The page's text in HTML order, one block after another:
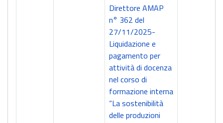
Direttore AMAP
n° 362 del
27/11/2025-
Liquidazione e
pagamento per
attività di docenza
nel corso di
formazione interna
“La sostenibilità
delle produzioni